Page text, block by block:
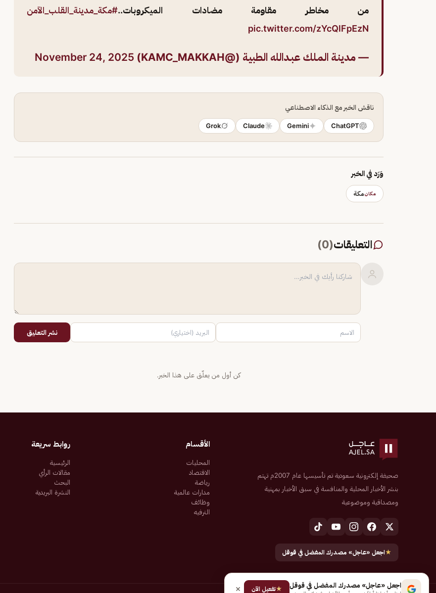
من مخاطر مقاومة مضادات الميكروبات..#مكة_مدينة_القلب_الآمن
pic.twitter.com/zYcQlFpEzN
— مدينـة المـلك عبـدالله الطبيـة (@KAMC_MAKKAH) November 24, 2025
ناقش الخبر مع الذكاء الاصطناعي
ChatGPT
Gemini
Claude
Grok
وَرَد في الخبر
مكانمكة
التعليقات(
0
)
نشر التعليق
كن أول من يعلّق على هذا الخبر.
صحيفة إلكترونية سعودية تم تأسيسها عام 2007م تهتم
بنشر الأخبار المحلية والمنافسة في سبق الأخبار بمهنية
ومصداقية وموضوعية
★اجعل «عاجل» مصدرك المفضل في قوقل
الأقسام
المحليات
الاقتصاد
رياضة
مدارات عالمية
وظائف
الترفيه
روابط سريعة
الرئيسية
مقالات الرأي
البحث
النشرة البريدية
اجعل «عاجل» مصدرك المفضل في قوقل ★تفعيل الآن